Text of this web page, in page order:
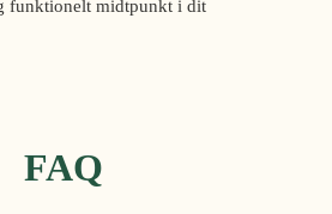
funktionelt midtpunkt i dit
FAQ